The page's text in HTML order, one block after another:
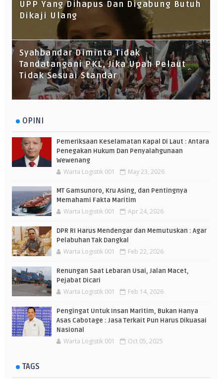
UPP Yang Dihapus Dan Digabung Butuh
Dikaji Ulang
Syahbandar Diminta Tidak
Tandatangani PKL, Jika Upah Pelaut
Tidak Sesuai Standar
OPINI
Pemeriksaan Keselamatan Kapal Di Laut : Antara
Penegakan Hukum Dan Penyalahgunaan
Wewenang
Warta Logistik 001 May 23, 2026
MT Gamsunoro, Kru Asing, dan Pentingnya
Memahami Fakta Maritim
Warta Logistik 001 Apr 24, 2026
DPR RI Harus Mendengar dan Memutuskan : Agar
Pelabuhan Tak Dangkal
Warta Logistik 001 Feb 22, 2026
Renungan Saat Lebaran Usai, Jalan Macet,
Pejabat Dicari
Warta Logistik 001 Feb 14, 2026
Pengingat Untuk Insan Maritim, Bukan Hanya
Asas Cabotage : Jasa Terkait Pun Harus Dikuasai
Nasional
Warta Logistik 001 Oct 05, 2025
TAGS